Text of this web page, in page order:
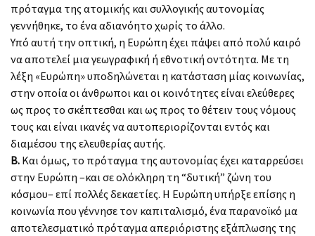
πρόταγμα της ατομικής και συλλογικής αυτονομίας
γεννήθηκε, το ένα αδιανόητο χωρίς το άλλο.
Υπό αυτή την οπτική, η Ευρώπη έχει πάψει από πολύ καιρό
να αποτελεί μια γεωγραφική ή εθνοτική οντότητα. Με τη
λέξη «Ευρώπη» υποδηλώνεται η κατάσταση μίας κοινωνίας,
στην οποία οι άνθρωποι και οι κοινότητες είναι ελεύθερες
ως προς το σκέπτεσθαι και ως προς το θέτειν τους νόμους
τους και είναι ικανές να αυτοπεριορίζονται εντός και
διαμέσου της ελευθερίας αυτής.
Β. Και όμως, το πρόταγμα της αυτονομίας έχει καταρρεύσει
στην Ευρώπη –και σε ολόκληρη τη “δυτική” ζώνη του
κόσμου– επί πολλές δεκαετίες. Η Ευρώπη υπήρξε επίσης η
κοινωνία που γέννησε τον καπιταλισμό, ένα παρανοϊκό μα
αποτελεσματικό πρόταγμα απεριόριστης εξάπλωσης της